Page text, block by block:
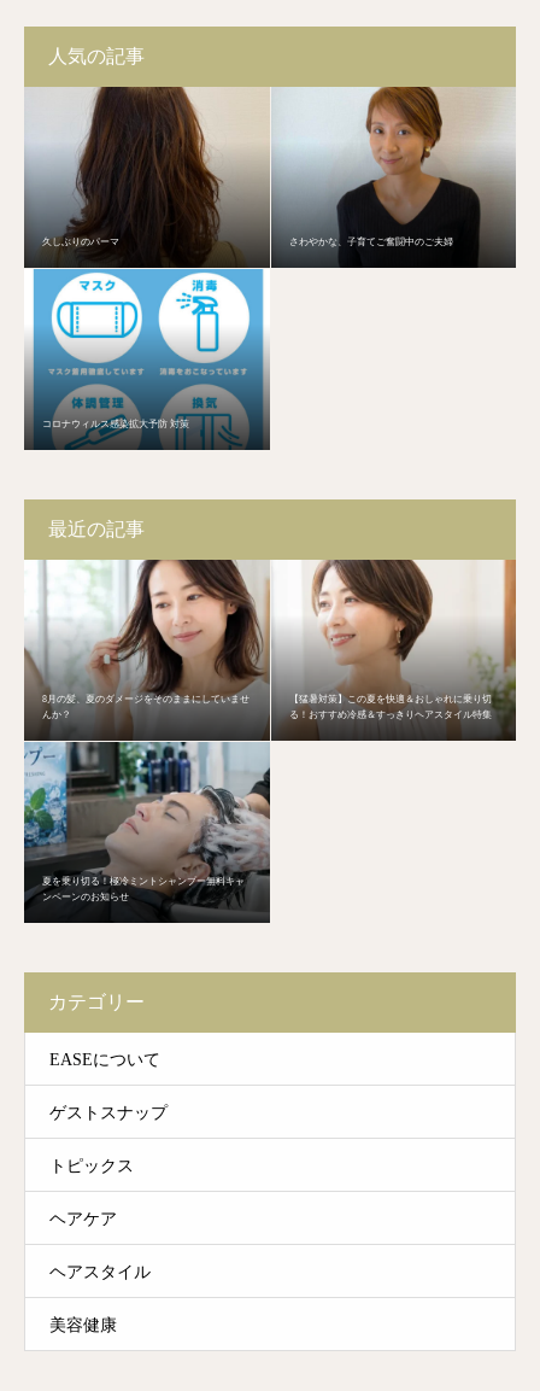
人気の記事
久しぶりのパーマ さわやかな、子育てご奮闘中のご夫婦
コロナウィルス感染拡大予防 対策
最近の記事
8月の髪、夏のダメージをそのままにしていませ
んか？
【猛暑対策】この夏を快適＆おしゃれに乗り切
る！おすすめ冷感＆すっきりヘアスタイル特集
夏を乗り切る！極冷ミントシャンプー無料キャ
ンペーンのお知らせ
カテゴリー
EASEについて
ゲストスナップ
トピックス
ヘアケア
ヘアスタイル
美容健康